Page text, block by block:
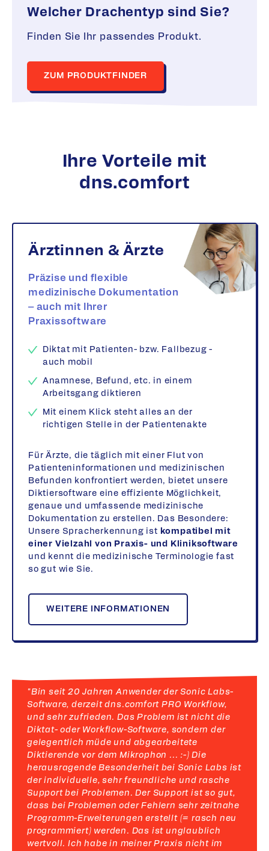
Welcher Drachentyp sind Sie?
Finden Sie Ihr passendes Produkt.
ZUM PRODUKTFINDER
Ihre Vorteile mit
dns.comfort
Ärztinnen & Ärzte
Präzise und flexible
medizinische Dokumentation
– auch mit Ihrer
Praxissoftware
Diktat mit Patienten- bzw. Fallbezug -
auch mobil
Anamnese, Befund, etc. in einem
Arbeitsgang diktieren
Mit einem Klick steht alles an der
richtigen Stelle in der Patientenakte
Für Ärzte, die täglich mit einer Flut von
Patienteninformationen und medizinischen
Befunden konfrontiert werden, bietet unsere
Diktiersoftware eine effiziente Möglichkeit,
genaue und umfassende medizinische
Dokumentation zu erstellen. Das Besondere:
Unsere Spracherkennung ist kompatibel mit
einer Vielzahl von Praxis- und Kliniksoftware
und kennt die medizinische Terminologie fast
so gut wie Sie.
WEITERE INFORMATIONEN
"Bin seit 20 Jahren Anwender der Sonic Labs-
Software, derzeit dns.comfort PRO Workflow,
und sehr zufrieden. Das Problem ist nicht die
Diktat- oder Workflow-Software, sondern der
gelegentlich müde und abgearbeitete
Diktierende vor dem Mikrophon ... :-) Die
herausragende Besonderheit bei Sonic Labs ist
der individuelle, sehr freundliche und rasche
Support bei Problemen. Der Support ist so gut,
dass bei Problemen oder Fehlern sehr zeitnahe
Programm-Erweiterungen erstellt (= rasch neu
programmiert) werden. Das ist unglaublich
wertvoll. Ich habe in meiner Praxis nicht im